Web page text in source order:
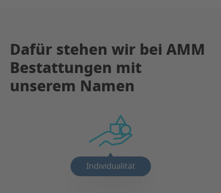
Dafür stehen wir bei AMM
Bestattungen mit
unserem Namen
Individualität